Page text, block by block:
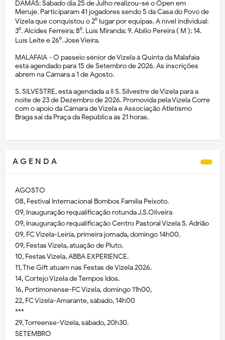
DAMAS: Sábado dia 25 de Julho realizou-se o Open em
Meruje. Participaram 41 jogadores sendo 5 da Casa do Povo de
Vizela que conquistou o 2⁰ lugar por equipas. A nível individual:
3⁰. Alcides Ferreira; 8⁰. Luís Miranda; 9. Abílio Pereira ( M ); 14.
Luís Leite e 26⁰. José Vieira.
MALAFAIA - O passeio sénior de Vizela à Quinta da Malafaia
está agendado para 15 de Setembro de 2026. As inscrições
abrem na Câmara a 1 de Agosto.
S. SILVESTRE, está agendada a II S. Silvestre de Vizela para a
noite de 23 de Dezembro de 2026. Promovida pela Vizela Corre
com o apoio da Câmara de Vizela e Associação Atletismo
Braga sai da Praça da República às 21 horas.
A G E N D A
AGOSTO
08, Festival Internacional Bombos Família Peixoto.
09, Inauguração requalificação rotunda J.S.Oliveira
09, Inauguração requalificação Centro Pastoral Vizela S. Adrião
09, FC Vizela-Leiria, primeira jornada, domingo 14h00.
09, Festas Vizela, atuação de Pluto.
10, Festas Vizela, ABBA EXPERIENCE.
11, The Gift atuam nas Festas de Vizela 2026.
14, Cortejo Vizela de Tempos Idos.
16, Portimonense-FC Vizela, domingo 11h00,
22, FC Vizela-Amarante, sábado, 14h00
***
29, Torreense-Vizela, sábado, 20h30.
SETEMBRO